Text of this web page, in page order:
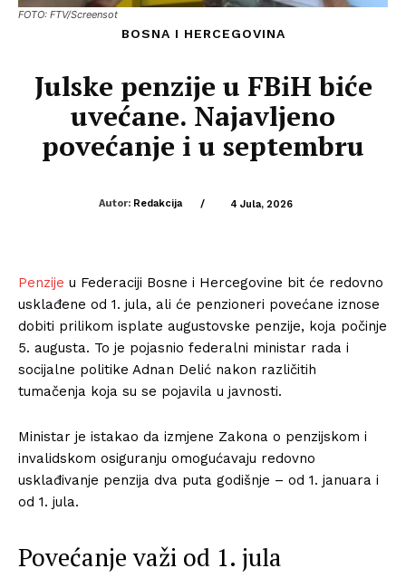
FOTO: FTV/Screensot
BOSNA I HERCEGOVINA
Julske penzije u FBiH biće
uvećane. Najavljeno
povećanje i u septembru
Autor: Redakcija / 4 Jula, 2026
Penzije u Federaciji Bosne i Hercegovine bit će redovno
usklađene od 1. jula, ali će penzioneri povećane iznose
dobiti prilikom isplate augustovske penzije, koja počinje
5. augusta. To je pojasnio federalni ministar rada i
socijalne politike Adnan Delić nakon različitih
tumačenja koja su se pojavila u javnosti.
Ministar je istakao da izmjene Zakona o penzijskom i
invalidskom osiguranju omogućavaju redovno
usklađivanje penzija dva puta godišnje – od 1. januara i
od 1. jula.
Povećanje važi od 1. jula